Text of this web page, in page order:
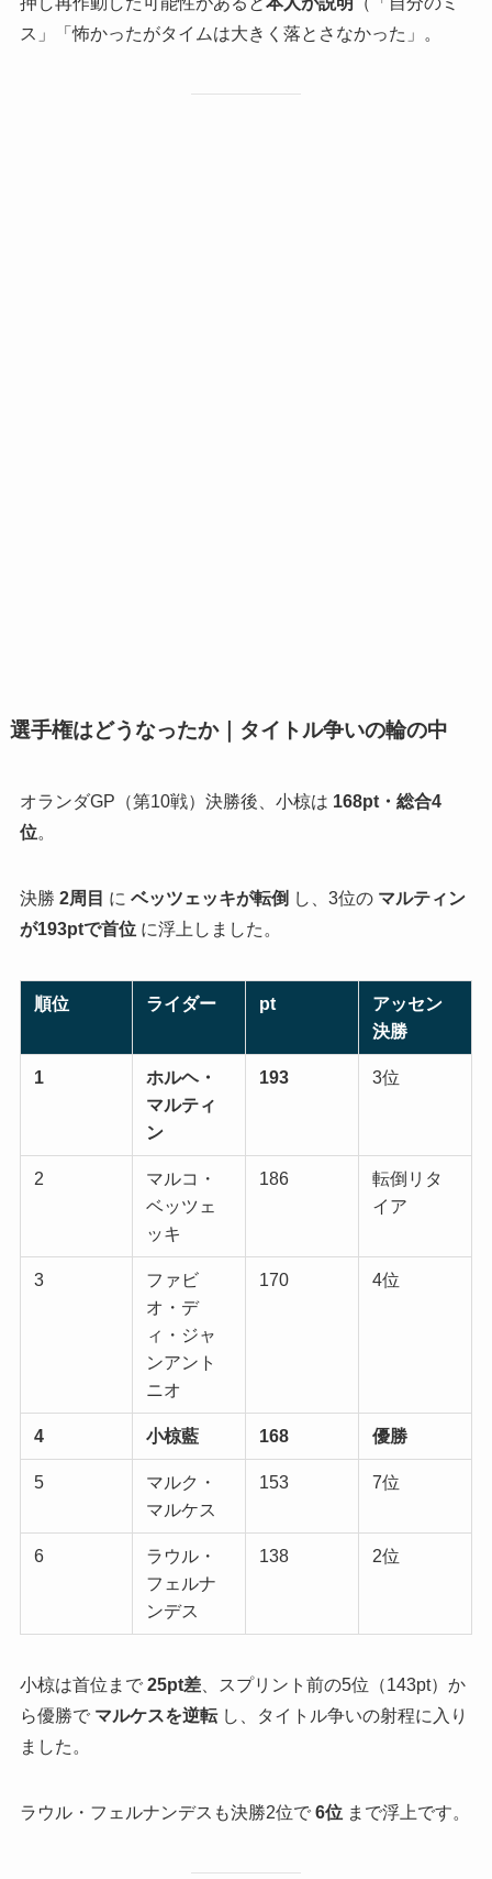
ス」「怖かったがタイムは大きく落とさなかった」。
選手権はどうなったか｜タイトル争いの輪の中
オランダGP（第10戦）決勝後、小椋は 168pt・総合4
位。
決勝 2周目 に ベッツェッキが転倒 し、3位の マルティン
が193ptで首位に浮上しました。
順位 ライダー pt
アッセン
決勝
1
ホルヘ・
マルティ
ン
193 3位
2
マルコ・
ベッツェ
ッキ
186
転倒リタ
イア
3
ファビ
オ・デ
ィ・ジャ
ンアント
ニオ
170 4位
4 小椋藍 168 優勝
5
マルク・
マルケス
153 7位
6
ラウル・
フェルナ
ンデス
138 2位
小椋は首位まで 25pt差、スプリント前の5位（143pt）か
ら優勝で マルケスを逆転し、タイトル争いの射程に入り
ました。
ラウル・フェルナンデスも決勝2位で 6位まで浮上です。